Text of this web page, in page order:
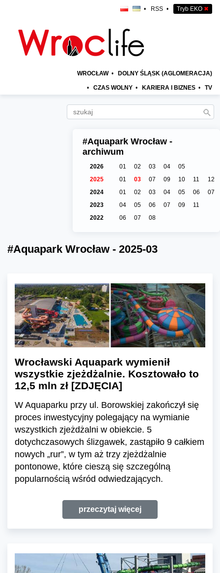
• RSS • Tryb EKO ✖
WROCŁAW • DOLNY ŚLĄSK (AGLOMERACJA)
• CZAS WOLNY • KARIERA I BIZNES • TV
#Aquapark Wrocław -
archiwum
2026 01 02 03 04
05
2025
01 03 07 09 10 11
12
2024
01 02 03 04 05 06
07
2023
04 05 06 07 09
11
2022
06 07 08
#Aquapark Wrocław - 2025-03
Wrocławski Aquapark wymienił
wszystkie zjeżdżalnie. Kosztowało to
12,5 mln zł [ZDJĘCIA]
W Aquaparku przy ul. Borowskiej zakończył się
proces inwestycyjny polegający na wymianie
wszystkich zjeżdżalni w obiekcie. 5
dotychczasowych ślizgawek, zastąpiło 9 całkiem
nowych „rur”, w tym aż trzy zjeżdżalnie
pontonowe, które cieszą się szczególną
popularnością wśród odwiedzających.
przeczytaj więcej